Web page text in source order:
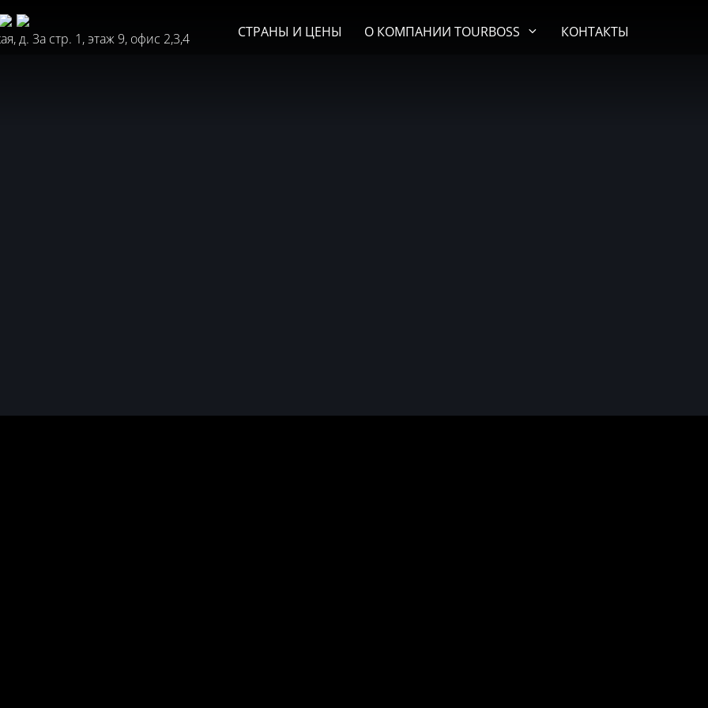
д. 3а стр. 1, этаж 9, офис 2,3,4 СТРАНЫ И ЦЕНЫ О КОМПАНИИ TOURBOSS КОНТАКТЫ